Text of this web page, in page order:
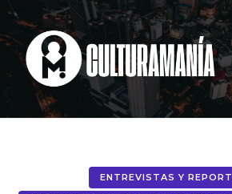
ENTREVISTAS Y